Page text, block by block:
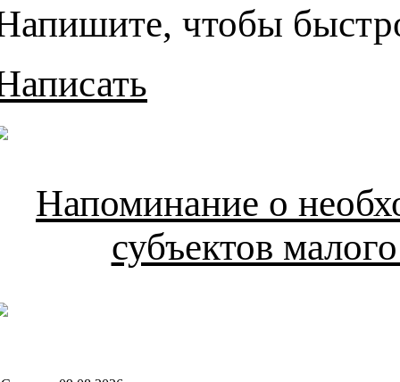
чтобы
Напоминание о
субъектов